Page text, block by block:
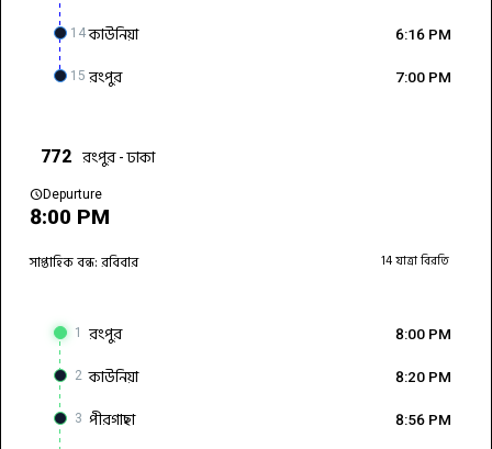
14 কাউনিয়া 6:16 PM
15 রংপুর 7:00 PM
772 রংপুর - ঢাকা
scheduleDepurture
8:00 PM
সাপ্তাহিক বন্ধ: রবিবার 14 যাত্রা বিরতি
1 রংপুর 8:00 PM
2 কাউনিয়া 8:20 PM
3 পীরগাছা 8:56 PM